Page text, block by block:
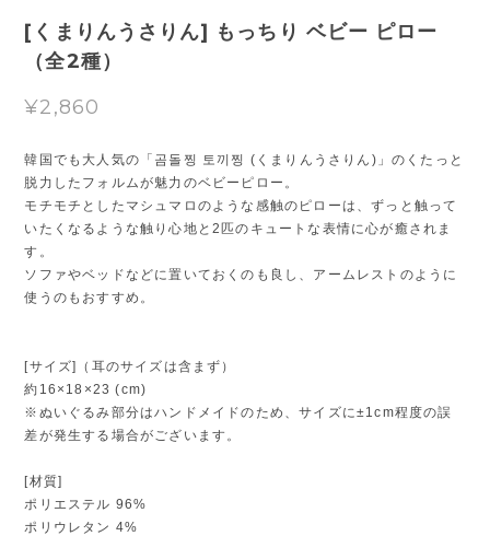
[くまりんうさりん] もっちり ベビー ピロー
（全2種）
¥2,860
韓国でも大人気の「곰돌찡 토끼찡 (くまりんうさりん)」のくたっと
脱力したフォルムが魅力のベビーピロー。
モチモチとしたマシュマロのような感触のピローは、ずっと触って
いたくなるような触り心地と2匹のキュートな表情に心が癒されま
す。
ソファやベッドなどに置いておくのも良し、アームレストのように
使うのもおすすめ。
[サイズ]（耳のサイズは含まず）
約16×18×23 (cm)
※ぬいぐるみ部分はハンドメイドのため、サイズに±1cm程度の誤
差が発生する場合がございます。
[材質]
ポリエステル 96%
ポリウレタン 4%